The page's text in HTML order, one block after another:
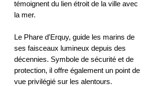
témoignent du lien étroit de la ville avec
la mer.
Le Phare d'Erquy, guide les marins de
ses faisceaux lumineux depuis des
décennies. Symbole de sécurité et de
protection, il offre également un point de
vue privilégié sur les alentours.